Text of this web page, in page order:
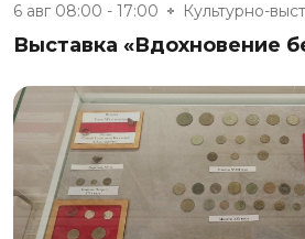
6 авг 08:00 - 17:00 Культурно-
Выставка «Вдохновение